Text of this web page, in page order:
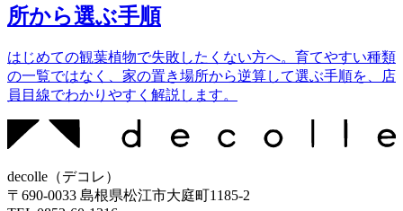
所から選ぶ手順
はじめての観葉植物で失敗したくない方へ。育てやすい種類
の一覧ではなく、家の置き場所から逆算して選ぶ手順を、店
員目線でわかりやすく解説します。
decolle （デコレ ）
〒 690-0033 島根県松江市大庭町1185-2